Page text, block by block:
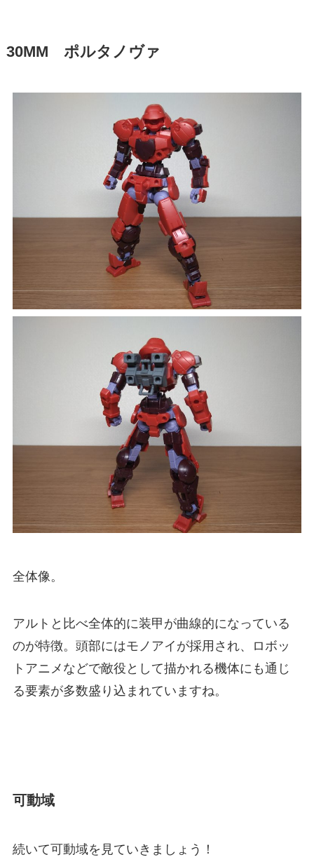
30MM ポルタノヴァ
全体像。
アルトと比べ全体的に装甲が曲線的になっている
のが特徴。頭部にはモノアイが採用され、ロボッ
トアニメなどで敵役として描かれる機体にも通じ
る要素が多数盛り込まれていますね。
可動域
続いて可動域を見ていきましょう！